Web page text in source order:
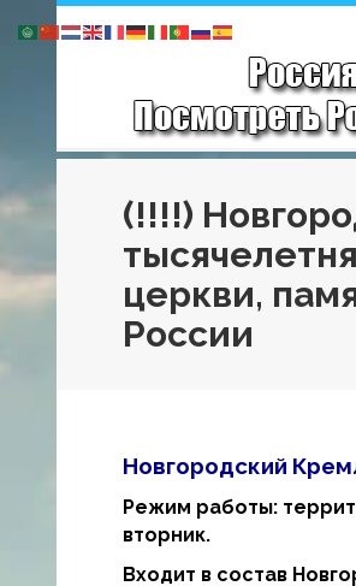
(!!!!)
церкви,
России
Новгородский
Режим работы:
вторник.
Входит в состав